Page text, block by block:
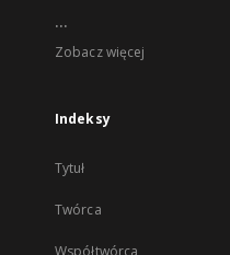
...
Zobacz więcej
Indeksy
Tytuł
Twórca
Współtwórca